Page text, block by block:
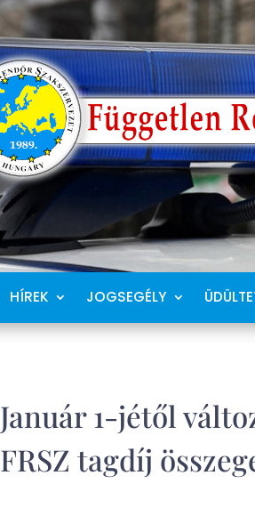
HÍREK JOGSEGÉLY
Január 1-jétől
FRSZ tagdíj